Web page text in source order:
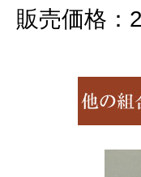
販売価格：